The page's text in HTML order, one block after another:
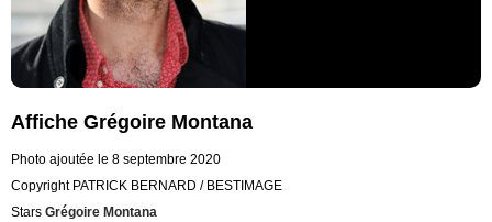
Affiche Grégoire Montana
Photo ajoutée le 8 septembre 2020
Copyright PATRICK BERNARD / BESTIMAGE
Stars Grégoire Montana